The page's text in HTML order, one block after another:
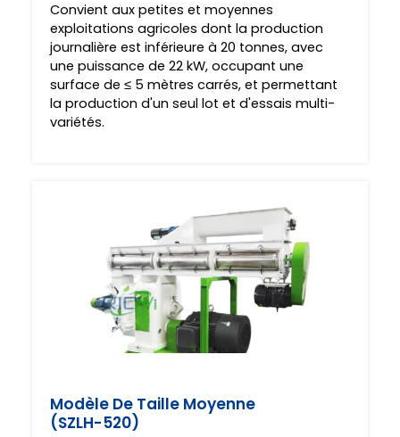
Convient aux petites et moyennes
exploitations agricoles dont la production
journalière est inférieure à 20 tonnes, avec
une puissance de 22 kW, occupant une
surface de ≤ 5 mètres carrés, et permettant
la production d'un seul lot et d'essais multi-
variétés.
Modèle De Taille Moyenne
(SZLH-520)